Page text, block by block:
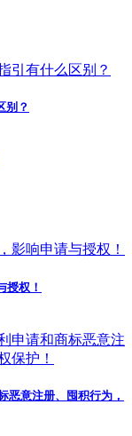
别？
授权！
恶意注册、囤积行为，